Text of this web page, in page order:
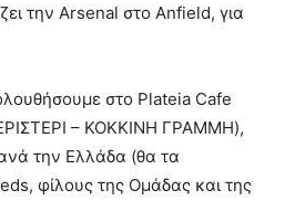
την Arsenal στο Anfield, για
στο Plateia Cafe
– ΚΟΚΚΙΝΗ ΓΡΑΜΜΗ),
την Ελλάδα (θα τα
φίλους της Ομάδας και της